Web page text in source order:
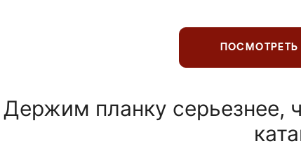
Держим планку серьезнее,